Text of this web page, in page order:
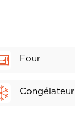
Four
Congélateur